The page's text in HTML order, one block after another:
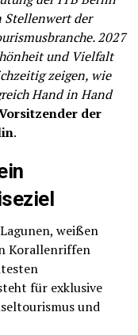
Stellenwert der
2027
und Vielfalt
zeigen, wie
Hand in Hand
der
.
weißen
Korallenriffen
für exklusive
und